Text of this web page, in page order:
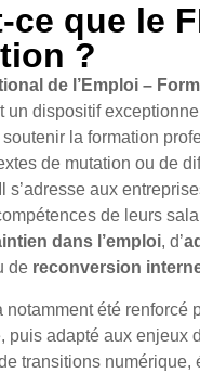
ce que le
?
de l’Emploi –
un dispositif
la formation
de mutation ou de
s’adresse aux
de leurs
dans l’emploi, d’
de reconversion
notamment été renforcé
puis adapté aux enjeux
transitions numérique,